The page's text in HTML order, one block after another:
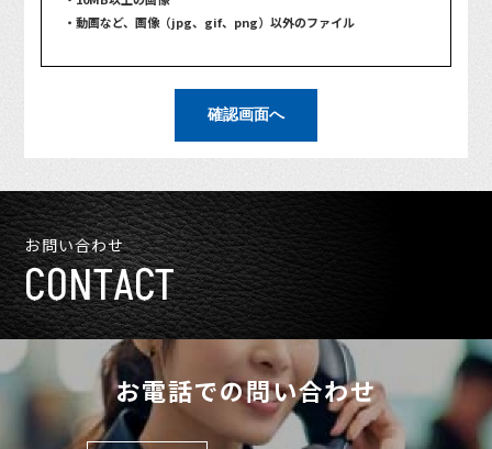
・動画など、画像（jpg、gif、png）以外のファイル
確認画面へ
お問い合わせ
CONTACT
お電話での問い合わせ